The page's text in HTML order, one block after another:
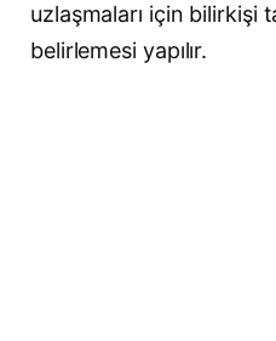
uzlaşmaları için bilirkişi
belirlemesi yapılır.